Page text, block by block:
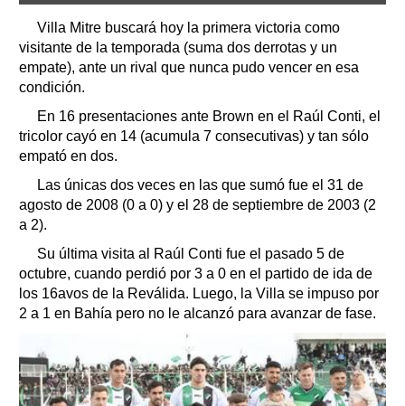
Villa Mitre buscará hoy la primera victoria como
visitante de la temporada (suma dos derrotas y un
empate), ante un rival que nunca pudo vencer en esa
condición.
En 16 presentaciones ante Brown en el Raúl Conti, el
tricolor cayó en 14 (acumula 7 consecutivas) y tan sólo
empató en dos.
Las únicas dos veces en las que sumó fue el 31 de
agosto de 2008 (0 a 0) y el 28 de septiembre de 2003 (2
a 2).
Su última visita al Raúl Conti fue el pasado 5 de
octubre, cuando perdió por 3 a 0 en el partido de ida de
los 16avos de la Reválida. Luego, la Villa se impuso por
2 a 1 en Bahía pero no le alcanzó para avanzar de fase.